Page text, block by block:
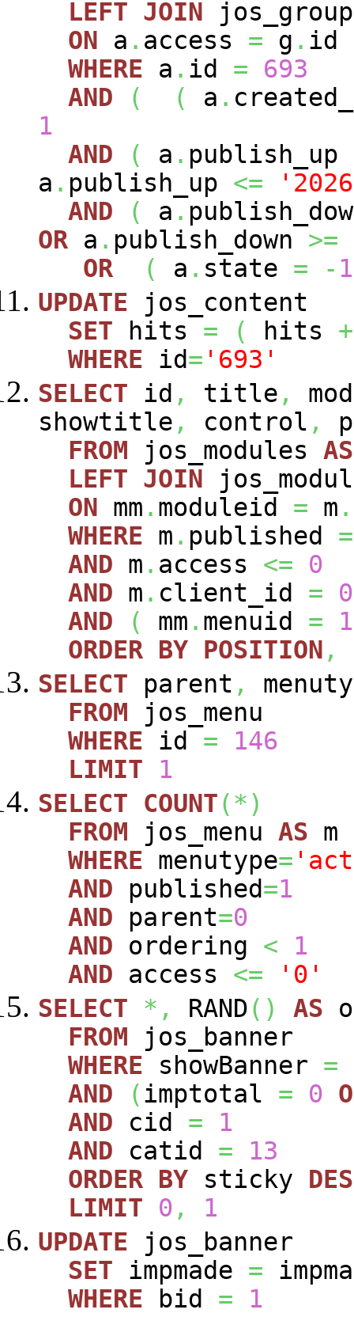
LEFT JOIN
ON a . access = g . id
WHERE a . id =
693
AND
( ( a .
1
AND
( a . publish_up
a . publish_up <=
AND
( a .
OR a . publish_down >=
OR
( a . state = - 1
UPDATE jos_content
SET hits = ( hits +
WHERE id= '693'
SELECT id , title ,
showtitle , control ,
FROM jos_modules AS
LEFT JOIN
ON mm . moduleid = m .
WHERE m . published =
AND m . access <=
0
AND m . client_id =
0
AND
( mm . menuid =
ORDER BY POSITION ,
SELECT parent ,
FROM jos_menu
WHERE id =
146
LIMIT
1
SELECT
COUNT(*)
FROM jos_menu AS m
WHERE menutype=
AND published=1
AND parent=0
AND ordering <
1
AND access <=
'0'
SELECT
*, RAND( ) AS
FROM jos_banner
WHERE showBanner =
AND
(imptotal = 0
AND cid =
1
AND catid =
13
ORDER BY sticky
LIMIT
0 ,
1
UPDATE jos_banner
SET impmade =
WHERE bid =
1